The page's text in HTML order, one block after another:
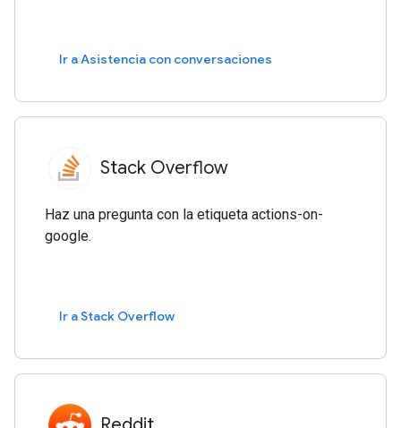
Ir a Asistencia con conversaciones
Stack Overflow
Haz una pregunta con la etiqueta actions-on-
google.
Ir a Stack Overflow